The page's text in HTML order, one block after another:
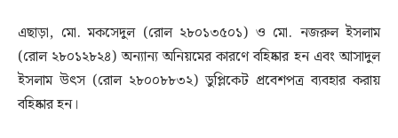
এছাড়া, মো. মকসেদুল (রোল ২৮০১৩৫০১) ও মো. নজরুল ইসলাম
(রোল ২৮০১২৮২৪) অন্যান্য অনিয়মের কারণে বহিষ্কার হন এবং আসাদুল
ইসলাম উৎস (রোল ২৮০০৮৮৩২) ডুপ্লিকেট প্রবেশপত্র ব্যবহার করায়
বহিষ্কার হন।